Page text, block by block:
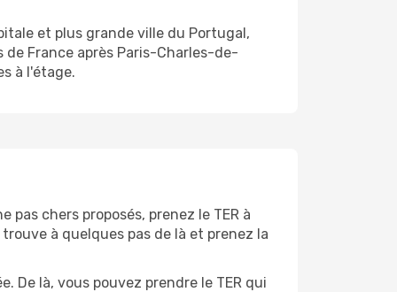
et plus grande ville du Portugal,
France après Paris-Charles-de-
à l'étage.
chers proposés, prenez le TER à
à quelques pas de là et prenez la
De là, vous pouvez prendre le TER qui